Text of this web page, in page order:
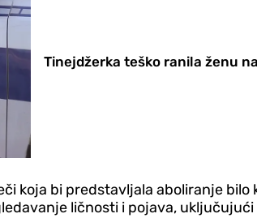
Tinejdžerka teško ranila ženu
koja bi predstavljala aboliranje
ličnosti i pojava,